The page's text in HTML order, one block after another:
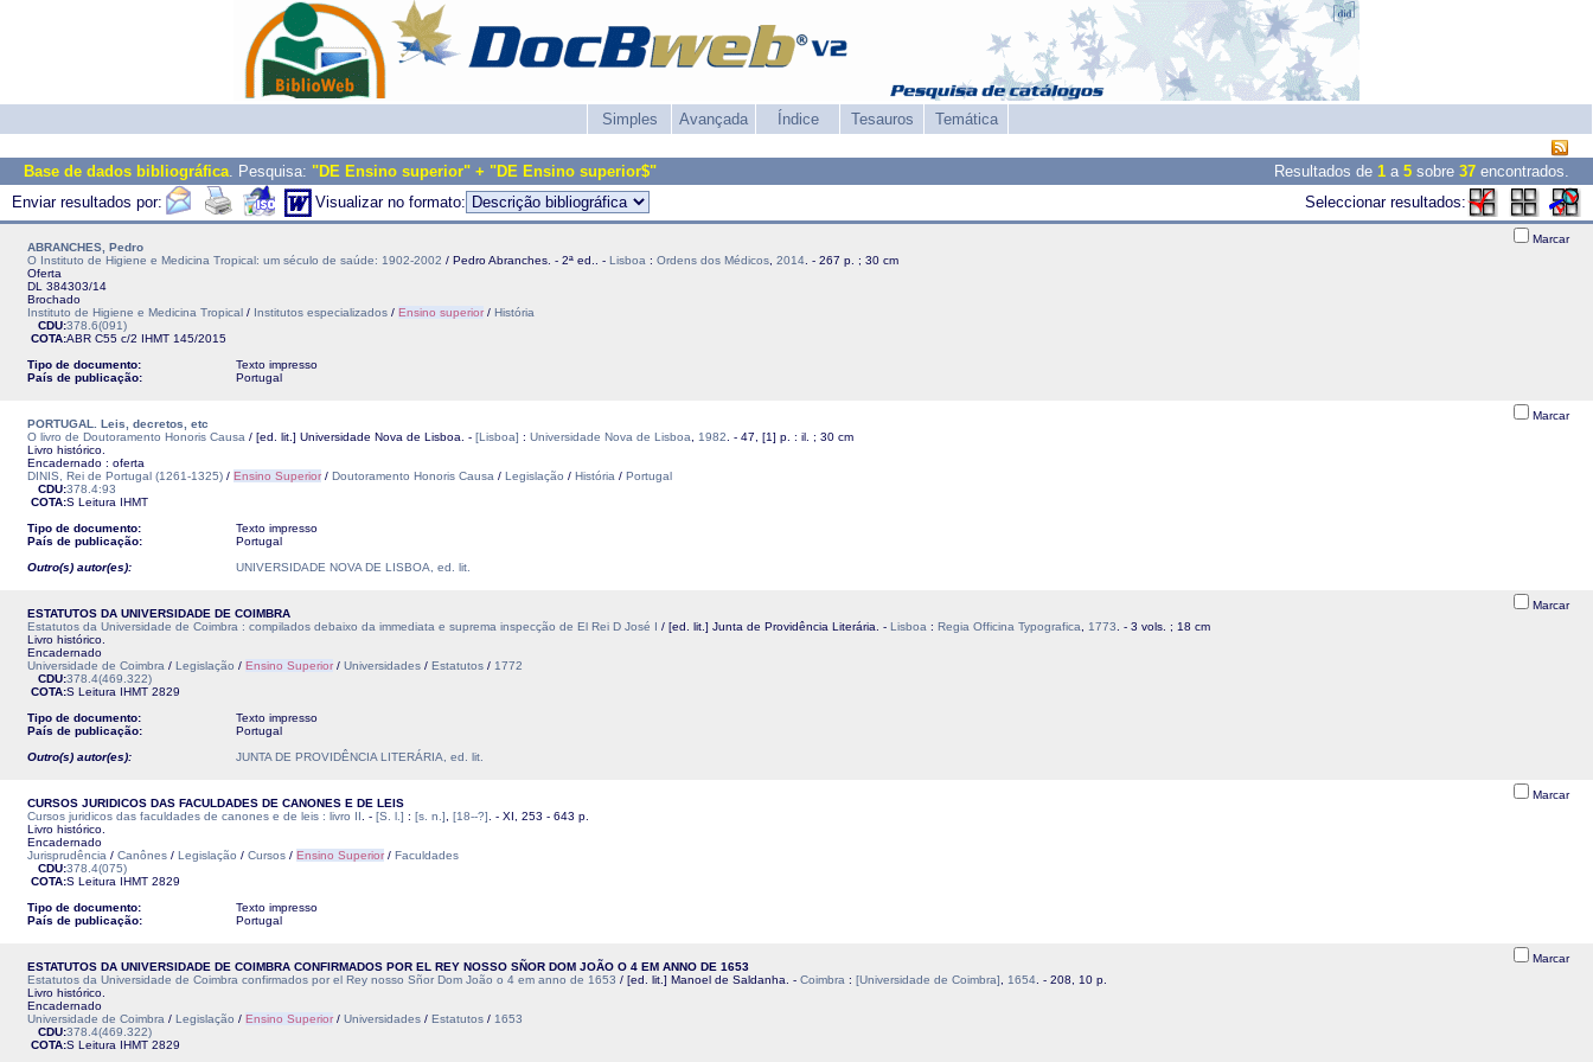
Simples Avançada Índice Tesauros Temática
Base de dados bibliográfica. Pesquisa: "DE Ensino superior" + "DE Ensino superior$" Resultados de 1 a 5 sobre 37 encontrados.
Enviar resultados por:
Visualizar no formato: Seleccionar resultados:
ABRANCHES, Pedro
O Instituto de Higiene e Medicina Tropical: um século de saúde: 1902-2002 / Pedro Abranches. - 2ª ed.. - Lisboa : Ordens dos Médicos 2014 . - 267 p. ; 30 cm
Oferta
DL 384303/14
Brochado
Instituto de Higiene e Medicina Tropical / Institutos especializados / Ensino superior / História
CDU:378.6(091)
COTA:ABR C55 c/2 IHMT 145/2015
Tipo de documento:
Texto impresso
País de publicação:
Portugal
Marcar
PORTUGAL. Leis, decretos, etc
O livro de Doutoramento Honoris Causa / [ed. lit.] Universidade Nova de Lisboa. - [Lisboa] : Universidade Nova de Lisboa 1982 . - 47, [1] p. : il. ; 30 cm
Livro histórico.
Encadernado : oferta
DINIS, Rei de Portugal (1261-1325) / Ensino Superior/ Doutoramento Honoris Causa / Legislação / História / Portugal
CDU:378.4:93
COTA:S Leitura IHMT
Tipo de documento:
Texto impresso
País de publicação:
Portugal
Outro(s) autor(es):
UNIVERSIDADE NOVA DE LISBOA, ed. lit.
Marcar
ESTATUTOS DA UNIVERSIDADE DE COIMBRA
Estatutos da Universidade de Coimbra : compilados debaixo da immediata e suprema inspecção de El Rei D José I / [ed. lit.] Junta de Providência Literária. - Lisboa : Regia Officina Typografica 1773 . - 3 vols. ; 18 cm
Livro histórico.
Encadernado
Universidade de Coimbra / Legislação / Ensino Superior / Universidades / Estatutos / 1772
CDU:378.4(469.322)
COTA:S Leitura IHMT 2829
Tipo de documento:
Texto impresso
País de publicação:
Portugal
Outro(s) autor(es):
JUNTA DE PROVIDÊNCIA LITERÁRIA, ed. lit.
Marcar
CURSOS JURIDICOS DAS FACULDADES DE CANONES E DE LEIS
Cursos juridicos das faculdades de canones e de leis : livro II . - [S. l.] : [s. n.] [18--?] . - XI, 253 - 643 p.
Livro histórico.
Encadernado
Jurisprudência / Canônes / Legislação / Cursos / Ensino Superior/ Faculdades
CDU:378.4(075)
COTA:S Leitura IHMT 2829
Tipo de documento:
Texto impresso
País de publicação:
Portugal
Marcar
ESTATUTOS DA UNIVERSIDADE DE COIMBRA CONFIRMADOS POR EL REY NOSSO SÑOR DOM JOÃO O 4 EM ANNO DE 1653
Estatutos da Universidade de Coimbra confirmados por el Rey nosso Sñor Dom João o 4 em anno de 1653 / [ed. lit.] Manoel de Saldanha. - Coimbra : [Universidade de Coimbra] 1654 . - 208, 10 p.
Livro histórico.
Encadernado
Universidade de Coimbra / Legislação / Ensino Superior / Universidades / Estatutos / 1653
CDU:378.4(469.322)
COTA:S Leitura IHMT 2829
Marcar